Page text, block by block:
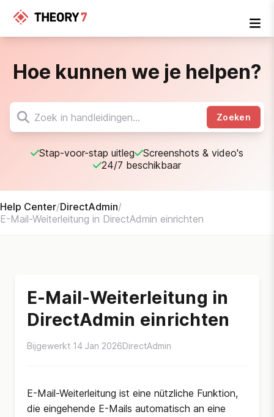
Hoe kunnen we je helpen?
Zoeken
Stap-voor-stap uitleg
Screenshots & video's
24/7 beschikbaar
Help Center/DirectAdmin/
E-Mail-Weiterleitung in DirectAdmin einrichten
E-Mail-Weiterleitung in
DirectAdmin einrichten
Bijgewerkt 14 Jan 2026DirectAdmin
E-Mail-Weiterleitung ist eine nützliche Funktion,
die eingehende E-Mails automatisch an eine